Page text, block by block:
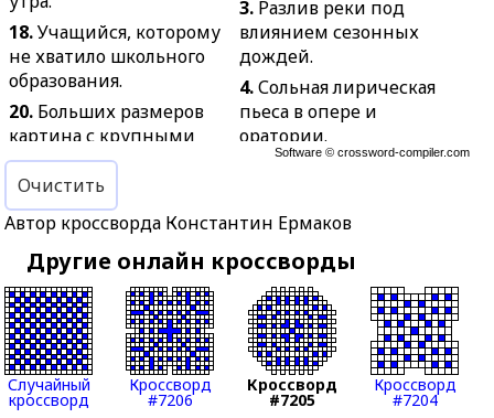
18.Учащийся, которому
не хватило школьного
образования.
20. Больших размеров
картина с крупными
фигурами на переднем
плане.
21.Прибор для
измерения плотности
жидкости.
22.Инструмент для
наблюдения за
невидимыми глазу
объектами.
23.Усиление,
3. Разлив реки под
влиянием сезонных
дождей.
4.Сольная лирическая
пьеса в опере и
оратории.
порохового заряда в
патроне.
7.То же, что сутки.
8.Металлический
стержень для отпирания
и запирания замка.
11.Соединение,
изменяющее скорость
Software ©crossword-compiler.com
Очистить
Автор кроссворда Константин Ермаков
Другие онлайн кроссворды
Случайный
кроссворд
Кроссворд
#7206
Кроссворд
#7205
Кроссворд
#7204